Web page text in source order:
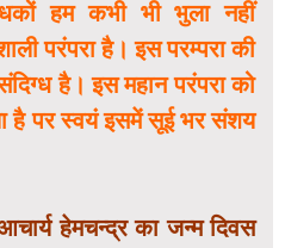
हम कभी भी भुला नहीं
परंपरा है। इस परम्परा की
है। इस महान परंपरा को
है पर स्वयं इसमें सूई भर संशय
हेमचन्द्र का जन्म दिवस